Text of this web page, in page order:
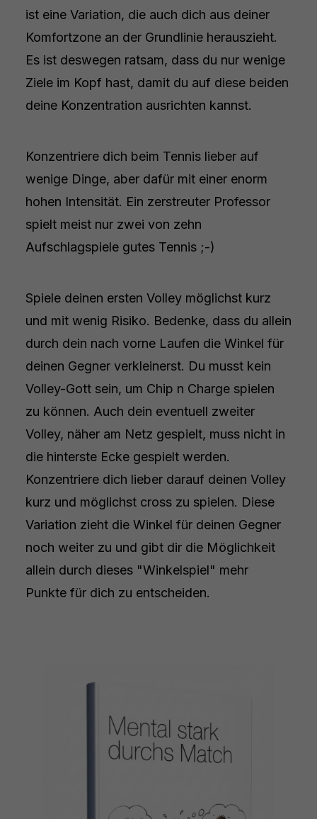
ist eine Variation, die auch dich aus deiner
Komfortzone an der Grundlinie herauszieht.
Es ist deswegen ratsam, dass du nur wenige
Ziele im Kopf hast, damit du auf diese beiden
deine Konzentration ausrichten kannst.
Konzentriere dich beim Tennis lieber auf
wenige Dinge, aber dafür mit einer enorm
hohen Intensität. Ein zerstreuter Professor
spielt meist nur zwei von zehn
Aufschlagspiele gutes Tennis ;-)
Spiele deinen ersten Volley möglichst kurz
und mit wenig Risiko. Bedenke, dass du allein
durch dein nach vorne Laufen die Winkel für
deinen Gegner verkleinerst. Du musst kein
Volley-Gott sein, um Chip n Charge spielen
zu können. Auch dein eventuell zweiter
Volley, näher am Netz gespielt, muss nicht in
die hinterste Ecke gespielt werden.
Konzentriere dich lieber darauf deinen Volley
kurz und möglichst cross zu spielen. Diese
Variation zieht die Winkel für deinen Gegner
noch weiter zu und gibt dir die Möglichkeit
allein durch dieses "Winkelspiel" mehr
Punkte für dich zu entscheiden.